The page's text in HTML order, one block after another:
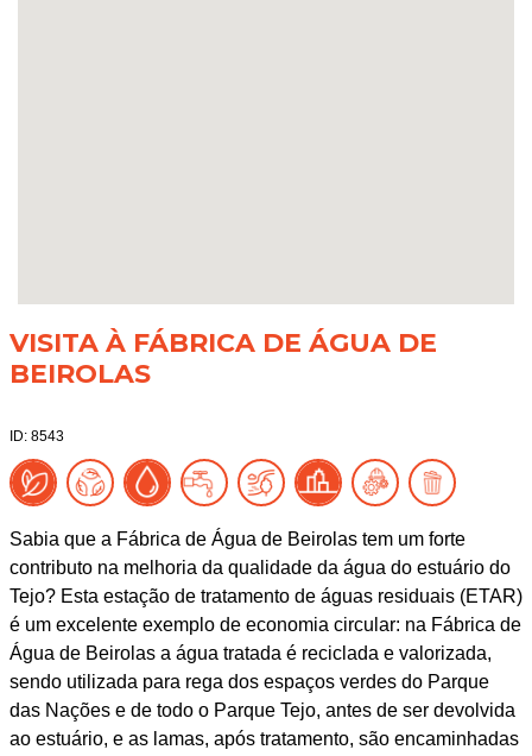
VISITA À FÁBRICA DE ÁGUA DE
BEIROLAS
ID: 8543
Sabia que a Fábrica de Água de Beirolas tem um forte
contributo na melhoria da qualidade da água do estuário do
Tejo? Esta estação de tratamento de águas residuais (ETAR)
é um excelente exemplo de economia circular: na Fábrica de
Água de Beirolas a água tratada é reciclada e valorizada,
sendo utilizada para rega dos espaços verdes do Parque
das Nações e de todo o Parque Tejo, antes de ser devolvida
ao estuário, e as lamas, após tratamento, são encaminhadas